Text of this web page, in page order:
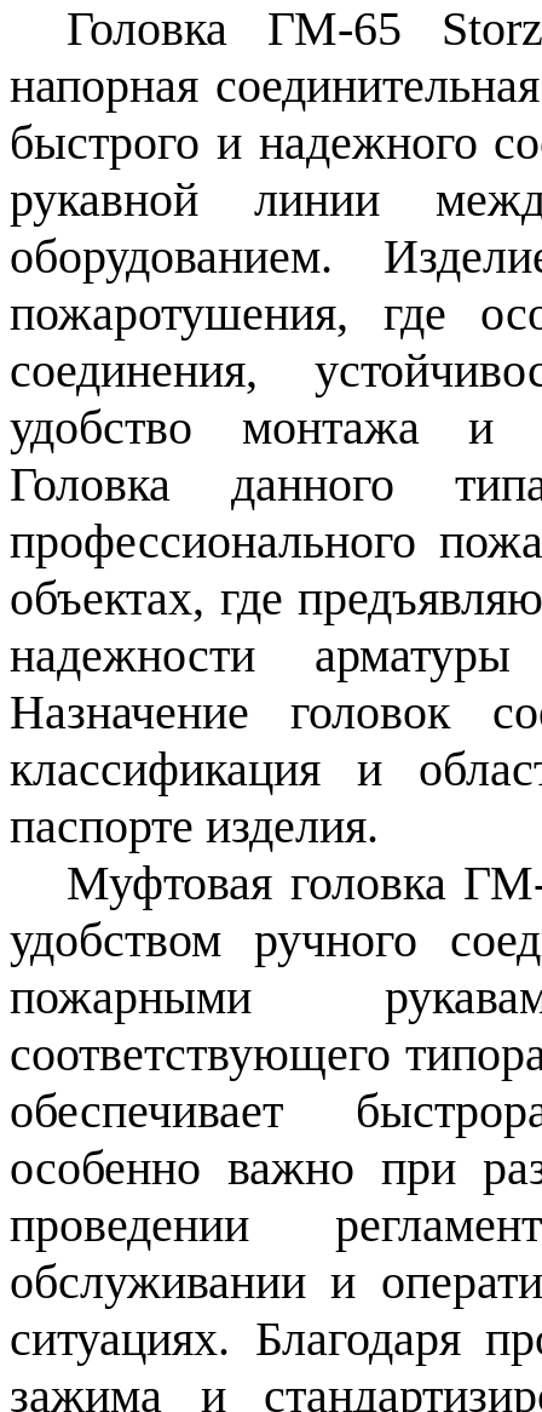
Головка ГМ-65
напорная
быстрого и надежного
рукавной линии
оборудованием.
пожаротушения, где
соединения,
удобство монтажа и
Головка данного
профессионального
объектах, где
надежности
Назначение головок
классификация и
паспорте изделия.
Муфтовая головка
удобством ручного
пожарными
соответствующего
обеспечивает
особенно важно при
проведении
обслуживании и
ситуациях. Благодаря
зажима и